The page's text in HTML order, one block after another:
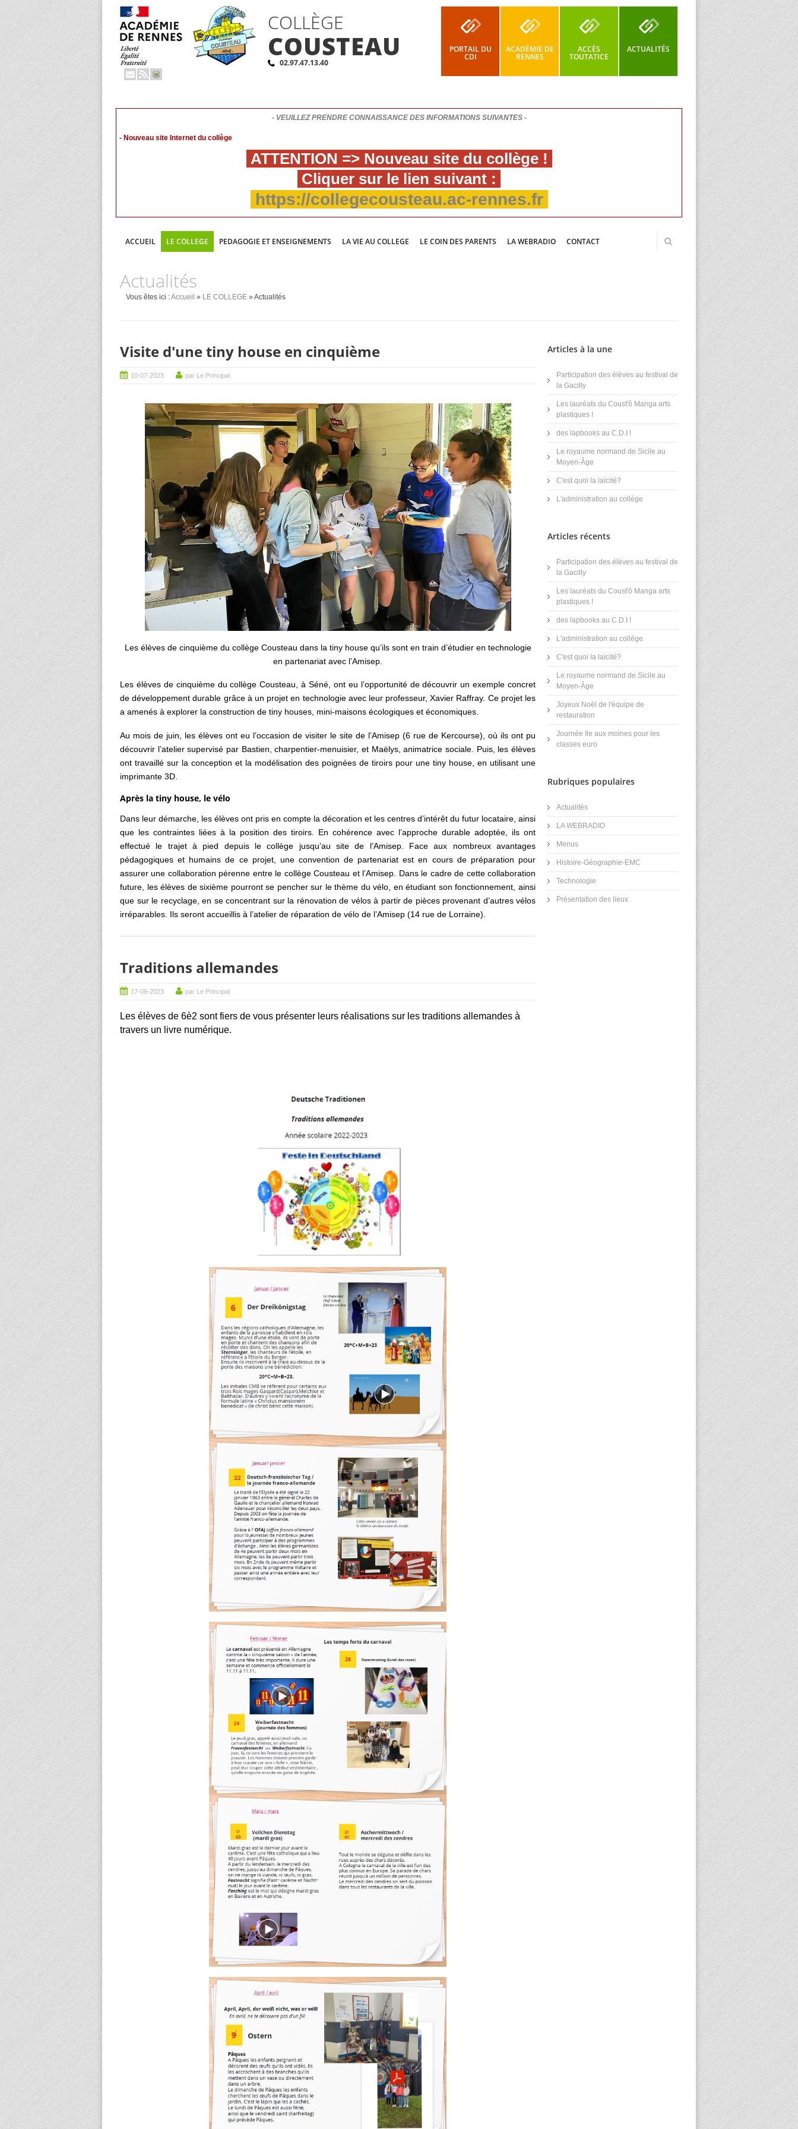
COLLÈGE
COUSTEAU
02.97.47.13.40
PORTAIL DU
CDI
ACADÉMIE DE
RENNES
ACCÈS
TOUTATICE
ACTUALITÉS
- VEUILLEZ PRENDRE CONNAISSANCE DES INFORMATIONS SUIVANTES -
- Nouveau site Internet du collège
ATTENTION => Nouveau site du collège !
Cliquer sur le lien suivant :
https://collegecousteau.ac-rennes.fr
ACCUEIL LE COLLEGE PEDAGOGIE ET ENSEIGNEMENTS LA VIE AU COLLEGE LE COIN DES PARENTS LA WEBRADIO CONTACT
Actualités
Vous êtes ici :Accueil » LE COLLEGE » Actualités
Visite d'une tiny house en cinquième
10-07-2023 par Le Principal
Les élèves de cinquième du collège Cousteau dans la tiny house qu’ils sont en train d’étudier en technologie
en partenariat avec l’Amisep.
Les élèves de cinquième du collège Cousteau, à Séné, ont eu l’opportunité de découvrir un exemple concret
de développement durable grâce à un projet en technologie avec leur professeur, Xavier Raffray. Ce projet les
a amenés à explorer la construction de tiny houses, mini-maisons écologiques et économiques.
Au mois de juin, les élèves ont eu l’occasion de visiter le site de l’Amisep (6 rue de Kercourse), où ils ont pu
découvrir l’atelier supervisé par Bastien, charpentier-menuisier, et Maëlys, animatrice sociale. Puis, les élèves
ont travaillé sur la conception et la modélisation des poignées de tiroirs pour une tiny house, en utilisant une
imprimante 3D.
Après la tiny house, le vélo
Dans leur démarche, les élèves ont pris en compte la décoration et les centres d’intérêt du futur locataire, ainsi
que les contraintes liées à la position des tiroirs. En cohérence avec l’approche durable adoptée, ils ont
effectué le trajet à pied depuis le collège jusqu’au site de l’Amisep. Face aux nombreux avantages
pédagogiques et humains de ce projet, une convention de partenariat est en cours de préparation pour
assurer une collaboration pérenne entre le collège Cousteau et l’Amisep. Dans le cadre de cette collaboration
future, les élèves de sixième pourront se pencher sur le thème du vélo, en étudiant son fonctionnement, ainsi
que sur le recyclage, en se concentrant sur la rénovation de vélos à partir de pièces provenant d’autres vélos
irréparables. Ils seront accueillis à l’atelier de réparation de vélo de l’Amisep (14 rue de Lorraine).
Traditions allemandes
17-06-2023 par Le Principal
Les élèves de 6è2 sont fiers de vous présenter leurs réalisations sur les traditions allemandes à
travers un livre numérique.
Articles à la une
Participation des élèves au festival de
la Gacilly
Les lauréats du Coust'ô Manga arts
plastiques !
des lapbooks au C.D.I !
Le royaume normand de Sicile au
Moyen-Âge
C'est quoi la laïcité?
L'administration au collège
Articles récents
Participation des élèves au festival de
la Gacilly
Les lauréats du Coust'ô Manga arts
plastiques !
des lapbooks au C.D.I !
L'administration au collège
C'est quoi la laïcité?
Le royaume normand de Sicile au
Moyen-Âge
Joyeux Noël de l'équipe de
restauration
Journée Ile aux moines pour les
classes euro
Rubriques populaires
Actualités
LA WEBRADIO
Menus
Histoire-Géographie-EMC
Technologie
Présentation des lieux